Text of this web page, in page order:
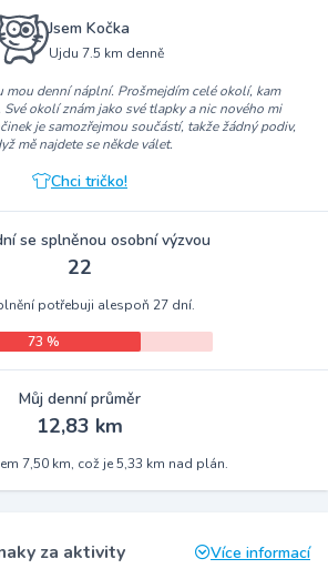
Jsem Kočka
Ujdu 7.5 km denně
mou denní náplní. Prošmejdím celé okolí, kam
okolí znám jako své tlapky a nic nového mi
je samozřejmou součástí, takže žádný podiv,
mě najdete se někde válet.
Chci tričko!
se splněnou osobní výzvou
22
potřebuji alespoň 27 dní.
73 %
Můj denní průměr
12,83 km
7,50 km, což je 5,33 km nad plán.
za aktivity Více informací